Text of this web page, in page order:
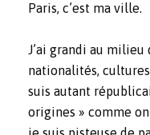
Paris, c’est ma ville.
J’ai grandi au milieu
nationalités,
suis autant
origines » comme